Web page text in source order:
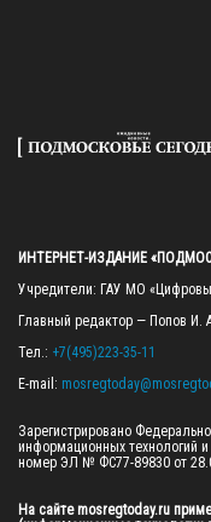
ИНТЕРНЕТ-ИЗДАНИЕ
Учредители: ГАУ МО
Главный редактор — Попов И.
Тел.: +7(495)223-35-11
E-mail:
Зарегистрировано
информационных технологий
номер ЭЛ № ФС77-89830 от
На сайте mosregtoday.ru